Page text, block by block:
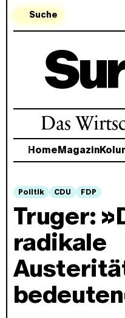
Suche
Das
Home Magazin
Politik CDU FDP
Truger:
radikale